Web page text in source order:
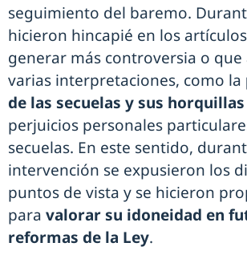
seguimiento del baremo.
hicieron hincapié en los
generar más controversia o
varias interpretaciones, como la
de las secuelas y sus horquillas
perjuicios personales
secuelas. En este sentido,
intervención se expusieron los
puntos de vista y se hicieron
para valorar su idoneidad en
reformas de la Ley.